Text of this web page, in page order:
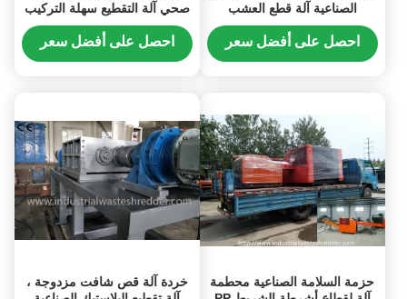
الصناعية آلة قطع العشب
الاصطناعي سهلة التشغيل
احصل على أفضل سعر
صحي آلة التقطيع سهلة التركيب
تعمل
احصل على أفضل سعر
حزمة السلامة الصناعية محطمة
خردة آلة قص شافت مزدوجة ،